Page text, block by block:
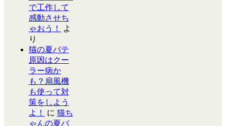
で工作して
感動させち
ゃおう！
よ
り
猫の夏バテ
原因はクー
ラー病か
も？扇風機
も使って対
策をしよう
よ！
に 猫ち
ゃんの夏バ